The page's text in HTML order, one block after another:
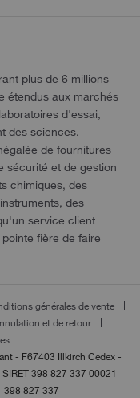
plus de 6 millions
étendus aux marchés
d'essai,
des sciences.
de fournitures
sécurité et de gestion
chimiques, des
des
service client
fière de faire
générales de vente
et de retour
- F67403 Illkirch Cedex -
398 827 337 00021
398 827 337